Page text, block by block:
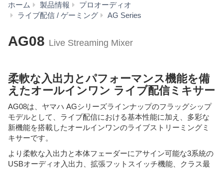
ホーム 製品情報
プロオーディオ
ライブ配信 / ゲーミング
AG Series
AG08 Live Streaming Mixer
柔軟な入出力とパフォーマンス機能を備
えたオールインワン ライブ配信ミキサー
AG08は、ヤマハ AGシリーズラインナップのフラッグシップ
モデルとして、ライブ配信における基本性能に加え、多彩な
新機能を搭載したオールインワンのライブストリーミングミ
キサーです。
より柔軟な入出力と本体フェーダーにアサイン可能な3系統の
USBオーディオ入出力、拡張フットスイッチ機能、クラス最